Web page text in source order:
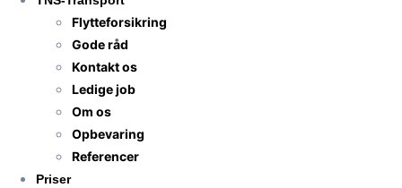
Flytteforsikring
Gode råd
Kontakt os
Ledige job
Om os
Opbevaring
Referencer
Priser